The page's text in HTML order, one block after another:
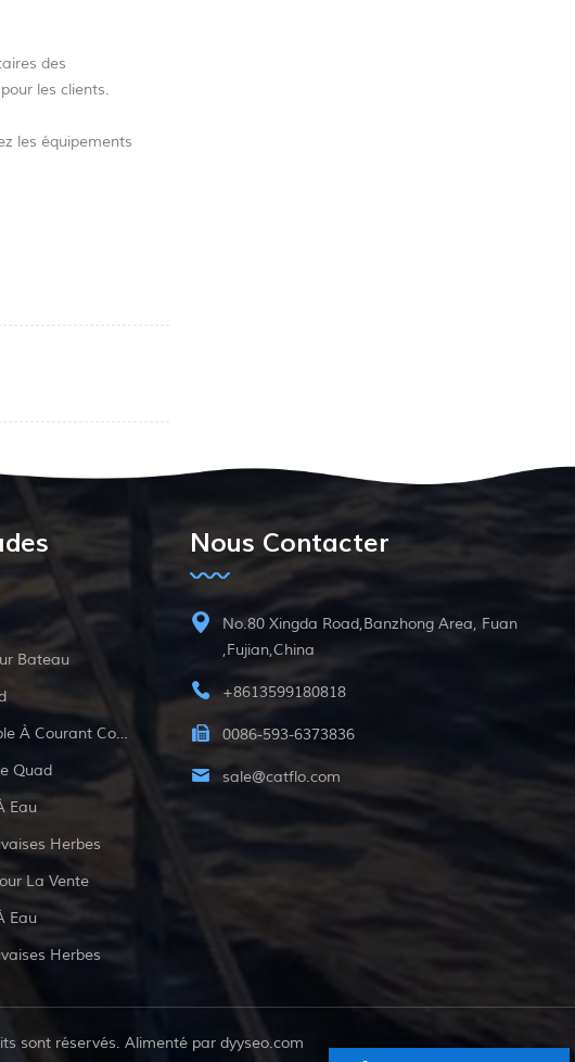
des
les clients.
les équipements
Bateau
12v Pompe Submersible À Courant Continu
Quad
Eau
Herbes
La Vente
Eau
Herbes
Nous Contacter
No.80 Xingda Road,Banzhong Area, Fuan
,Fujian,China
+8613599180818
0086-593-6373836
sale@catflo.com
sont réservés. Alimenté par dyyseo.com